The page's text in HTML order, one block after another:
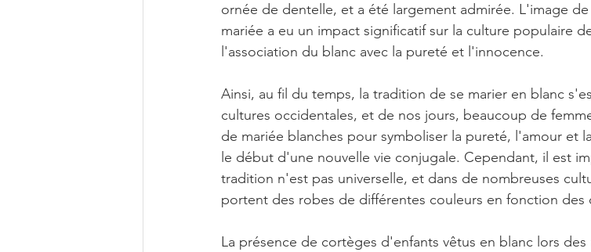
ornée de dentelle, et a été largement admirée. L'image
mariée a eu un impact significatif sur la culture populaire
l'association du blanc avec la pureté et l'innocence.
Ainsi, au fil du temps, la tradition de se marier en blanc
cultures occidentales, et de nos jours, beaucoup de
de mariée blanches pour symboliser la pureté, l'amour et
le début d'une nouvelle vie conjugale. Cependant, il est
tradition n'est pas universelle, et dans de nombreuses
portent des robes de différentes couleurs en fonction des
La présence de cortèges d'enfants vêtus en blanc lors